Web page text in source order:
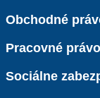
Obchodné
Pracovné právo
Sociálne